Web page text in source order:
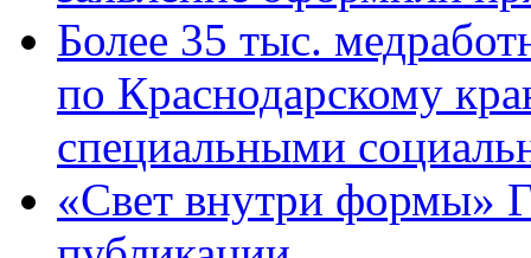
Более 35 тыс.
по Краснодарскому
специальными
«Свет внутри формы»